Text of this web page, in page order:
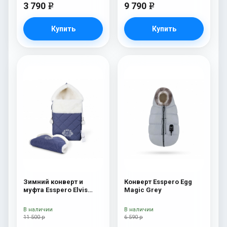
3 790 e
Купить
9 790 e
Купить
Зимний конверт и
муфта Esspero Elvis
11 500 р
В наличии
Конверт Esspero Egg
Magic Grey
6 590 р
В наличии